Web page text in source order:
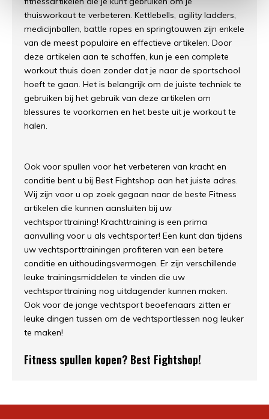
thuisworkout te verbeteren. Kettlebells, agility ladders,
medicijnballen, battle ropes en springtouwen zijn enkele
van de meest populaire en effectieve artikelen. Door
deze artikelen aan te schaffen, kun je een complete
workout thuis doen zonder dat je naar de sportschool
hoeft te gaan. Het is belangrijk om de juiste techniek te
gebruiken bij het gebruik van deze artikelen om
blessures te voorkomen en het beste uit je workout te
halen.
Ook voor spullen voor het verbeteren van kracht en
conditie bent u bij Best Fightshop aan het juiste adres.
Wij zijn voor u op zoek gegaan naar de beste Fitness
artikelen die kunnen aansluiten bij uw
vechtsporttraining! Krachttraining is een prima
aanvulling voor u als vechtsporter! Een kunt dan tijdens
uw vechtsporttrainingen profiteren van een betere
conditie en uithoudingsvermogen. Er zijn verschillende
leuke trainingsmiddelen te vinden die uw
vechtsporttraining nog uitdagender kunnen maken.
Ook voor de jonge vechtsport beoefenaars zitten er
leuke dingen tussen om de vechtsportlessen nog leuker
te maken!
Fitness spullen kopen? Best Fightshop!